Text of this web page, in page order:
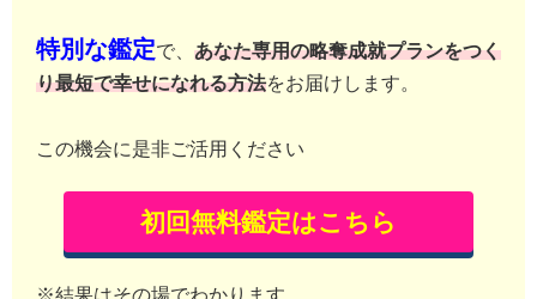
特別な鑑定で、 あなた専用の略奪成就プランをつく
り最短で幸せになれる方法をお届けします。
この機会に是非ご活用ください
初回無料鑑定はこちら
※結果はその場でわかります